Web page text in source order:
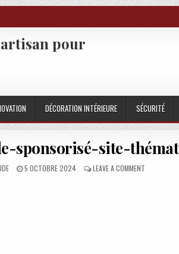
pour
DÉCORATION INTÉRIEURE SÉCURITÉ
sponsorisé-site-
PUBLISHED DATE:
5 OCTOBRE 2024 LEAVE A COMMENTON CRSEO